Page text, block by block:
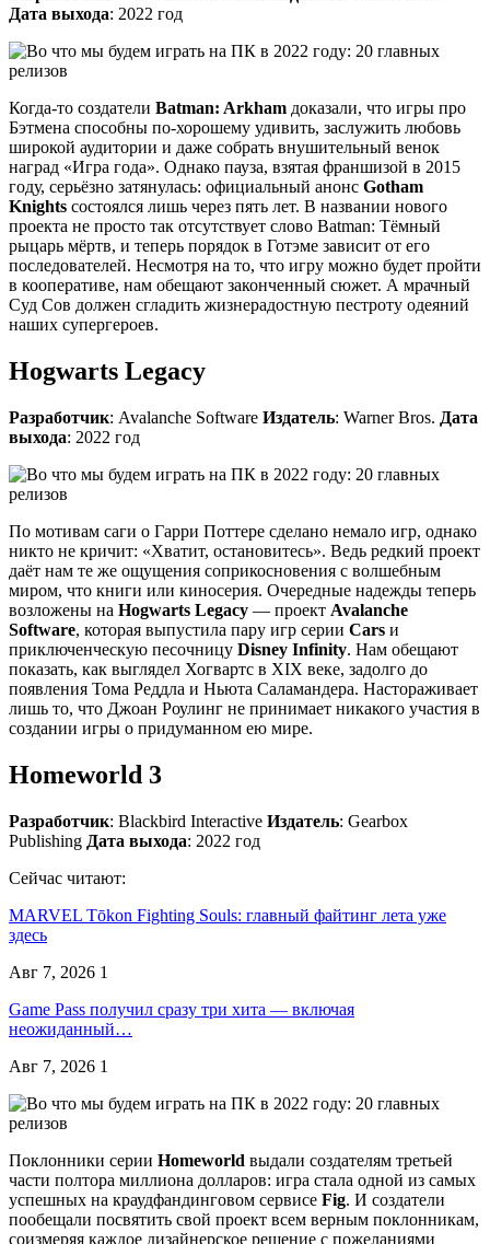
Дата выхода: 2022 год
Когда-то создатели Batman: Arkham доказали, что игры про
Бэтмена способны по-хорошему удивить, заслужить любовь
широкой аудитории и даже собрать внушительный венок
наград «Игра года». Однако пауза, взятая франшизой в 2015
году, серьёзно затянулась: официальный анонс Gotham
Knights состоялся лишь через пять лет. В названии нового
проекта не просто так отсутствует слово Batman: Тёмный
рыцарь мёртв, и теперь порядок в Готэме зависит от его
последователей. Несмотря на то, что игру можно будет пройти
в кооперативе, нам обещают законченный сюжет. А мрачный
Суд Сов должен сгладить жизнерадостную пестроту одеяний
наших супергероев.
Hogwarts Legacy
Разработчик: Avalanche Software Издатель: Warner Bros. Дата
выхода: 2022 год
По мотивам саги о Гарри Поттере сделано немало игр, однако
никто не кричит: «Хватит, остановитесь». Ведь редкий проект
даёт нам те же ощущения соприкосновения с волшебным
миром, что книги или киносерия. Очередные надежды теперь
возложены на Hogwarts Legacy — проект Avalanche
Software, которая выпустила пару игр серии Cars и
приключенческую песочницу Disney Infinity. Нам обещают
показать, как выглядел Хогвартс в XIX веке, задолго до
появления Тома Реддла и Ньюта Саламандера. Настораживает
лишь то, что Джоан Роулинг не принимает никакого участия в
создании игры о придуманном ею мире.
Homeworld 3
Разработчик: Blackbird Interactive Издатель: Gearbox
Publishing Дата выхода: 2022 год
Сейчас читают:
MARVEL Tōkon Fighting Souls: главный файтинг лета уже
здесь
Авг 7, 2026 1
Game Pass получил сразу три хита — включая
неожиданный…
Авг 7, 2026 1
Поклонники серии Homeworld выдали создателям третьей
части полтора миллиона долларов: игра стала одной из самых
успешных на краудфандинговом сервисе Fig. И создатели
пообещали посвятить свой проект всем верным поклонникам,
соизмеряя каждое дизайнерское решение с пожеланиями